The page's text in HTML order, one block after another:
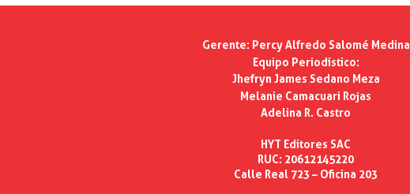
Gerente: Percy Alfredo Salomé Medina
Equipo Periodístico:
Jhefryn James Sedano Meza
Melanie Camacuari Rojas
Adelina R. Castro
HYT Editores SAC
RUC: 20612145220
Calle Real 723 – Oficina 203